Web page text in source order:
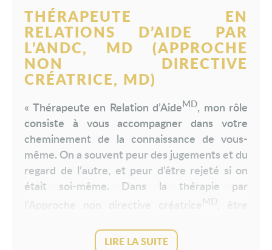
THÉRAPEUTE EN
RELATIONS D’AIDE PAR
L’ANDC, MD (APPROCHE
NON DIRECTIVE
CRÉATRICE, MD)
« Thérapeute en Relation d’AideMD, mon rôle
consiste à vous accompagner dans votre
cheminement de la connaissance de vous-
même. On a souvent peur des jugements et du
regard de l’autre, et peur d’être rejeté si on
était soi-même. Dans la thérapie par
MD
monde émotionnel et de ses fonctionnements
LIRE LA SUITE